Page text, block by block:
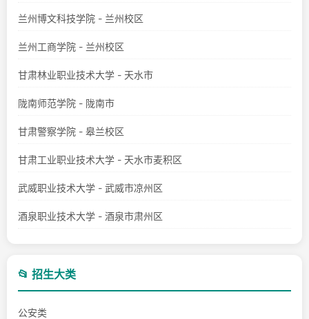
兰州博文科技学院 - 兰州校区
兰州工商学院 - 兰州校区
甘肃林业职业技术大学 - 天水市
陇南师范学院 - 陇南市
甘肃警察学院 - 皋兰校区
甘肃工业职业技术大学 - 天水市麦积区
武威职业技术大学 - 武威市凉州区
酒泉职业技术大学 - 酒泉市肃州区
📂 招生大类
公安类